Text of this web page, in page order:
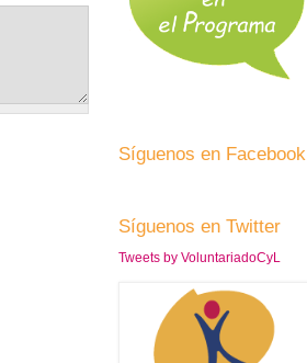
Síguenos en Facebook
Síguenos en Twitter
Tweets by VoluntariadoCyL